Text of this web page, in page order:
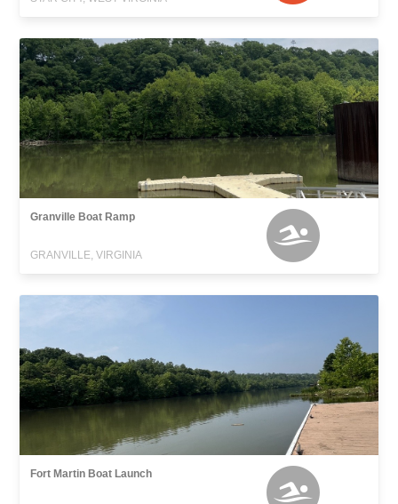
Granville Boat Ramp
GRANVILLE, VIRGINIA
Fort Martin Boat Launch